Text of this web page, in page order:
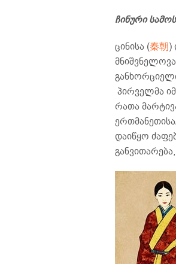
ჩინური
ცინისა (秦朝)
პირველმა
რათა
დაიწყო